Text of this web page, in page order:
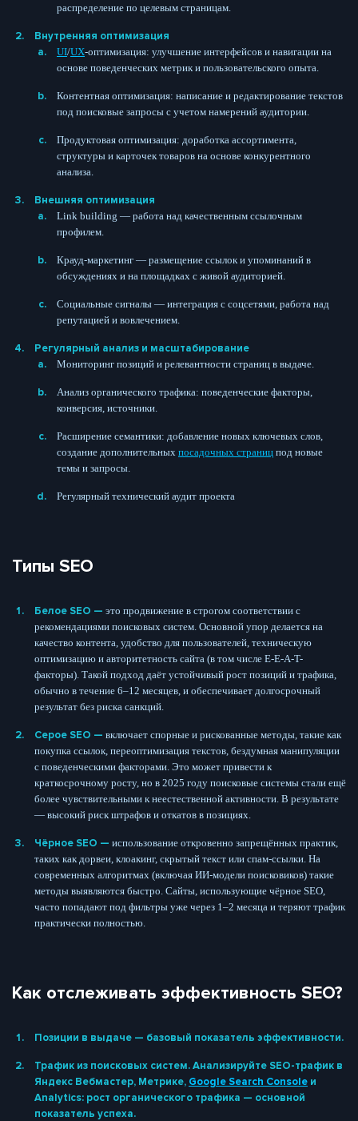
распределение по целевым страницам.
Внутренняя оптимизация
UI/UX-оптимизация: улучшение интерфейсов и навигации на
основе поведенческих метрик и пользовательского опыта.
Контентная оптимизация: написание и редактирование текстов
под поисковые запросы с учетом намерений аудитории.
Продуктовая оптимизация: доработка ассортимента,
структуры и карточек товаров на основе конкурентного
анализа.
Внешняя оптимизация
Link building — работа над качественным ссылочным
профилем.
Крауд-маркетинг — размещение ссылок и упоминаний в
обсуждениях и на площадках с живой аудиторией.
Социальные сигналы — интеграция с соцсетями, работа над
репутацией и вовлечением.
Регулярный анализ и масштабирование
Мониторинг позиций и релевантности страниц в выдаче.
Анализ органического трафика: поведенческие факторы,
конверсия, источники.
Расширение семантики: добавление новых ключевых слов,
создание дополнительных посадочных страниц под новые
темы и запросы.
Регулярный технический аудит проекта
Типы SEO
Белое SEO — это продвижение в строгом соответствии с
рекомендациями поисковых систем. Основной упор делается на
качество контента, удобство для пользователей, техническую
оптимизацию и авторитетность сайта (в том числе E-E-A-T-
факторы). Такой подход даёт устойчивый рост позиций и трафика,
обычно в течение 6–12 месяцев, и обеспечивает долгосрочный
результат без риска санкций.
Серое SEO — включает спорные и рискованные методы, такие как
покупка ссылок, переоптимизация текстов, бездумная манипуляции
с поведенческими факторами. Это может привести к
краткосрочному росту, но в 2025 году поисковые системы стали ещё
более чувствительными к неестественной активности. В результате
— высокий риск штрафов и откатов в позициях.
Чёрное SEO — использование откровенно запрещённых практик,
таких как дорвеи, клоакинг, скрытый текст или спам-ссылки. На
современных алгоритмах (включая ИИ-модели поисковиков) такие
методы выявляются быстро. Сайты, использующие чёрное SEO,
часто попадают под фильтры уже через 1–2 месяца и теряют трафик
практически полностью.
Как отслеживать эффективность SEO?
Позиции в выдаче — базовый показатель эффективности.
Трафик из поисковых систем. Анализируйте SEO-трафик в
Яндекс Вебмастер, Метрике, Google Search Console и
Analytics: рост органического трафика — основной
показатель успеха.